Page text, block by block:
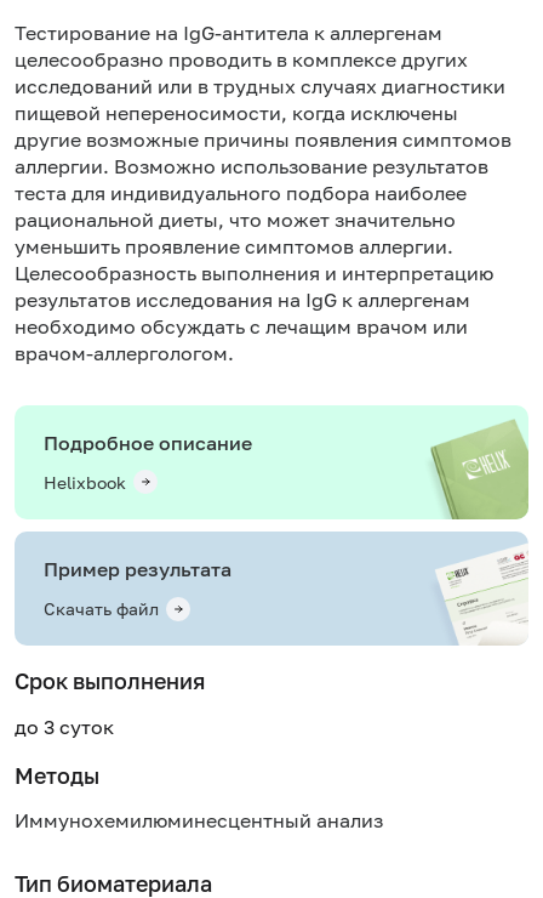
Тестирование на IgG-антитела к аллергенам
целесообразно проводить в комплексе других
исследований или в трудных случаях диагностики
пищевой непереносимости, когда исключены
другие возможные причины появления симптомов
аллергии. Возможно использование результатов
теста для индивидуального подбора наиболее
рациональной диеты, что может значительно
уменьшить проявление симптомов аллергии.
Целесообразность выполнения и интерпретацию
результатов исследования на IgG к аллергенам
необходимо обсуждать с лечащим врачом или
врачом-аллергологом.
Подробное описание
Helixbook
Пример результата
Скачать файл
Срок выполнения
до 3 суток
Методы
Иммунохемилюминесцентный анализ
Тип биоматериала